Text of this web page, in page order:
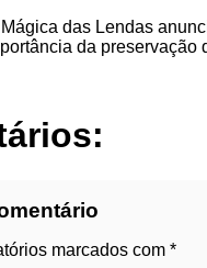
das Lendas
da preservação
marcados com *